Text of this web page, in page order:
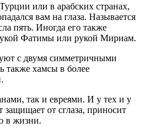
или в арабских странах,
вам на глаза. Называется
пять. Иногда его также
Фатимы или рукой Мириам.
с двумя симметричными
также хамсы в более
так и евреями. И у тех и у
защищает от сглаза, приносит
в жизни.